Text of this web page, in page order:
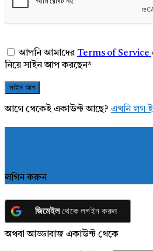
আপনি আমাদেরTerms of Service
নিয়ে সাইন আপ করছেন*
আগে থেকেই একাউন্ট আছে? এখনি লগ
লগিন করুন
জিমেইলথেকে লগইন করুন
অথবা আড্ডাবাজ একাউন্ট থেকে